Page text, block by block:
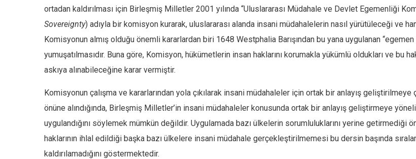
ortadan kaldırılması için Birleşmiş Milletler 2001 yılında “Uluslararası Müdahale ve Devlet Egemenliği
Sovereignty) adıyla bir komisyon kurarak, uluslararası alanda insani müdahalelerin nasıl yürütüleceği ve
Komisyonun almış olduğu önemli kararlardan biri 1648 Westphalia Barışından bu yana uygulanan
yumuşatılmasıdır. Buna göre, Komisyon, hükümetlerin insan haklarını korumakla yükümlü oldukları ve
askıya alınabileceğine karar vermiştir.
Komisyonun çalışma ve kararlarından yola çıkılarak insani müdahaleler için ortak bir anlayış geliştirilmeye
önüne alındığında, Birleşmiş Milletler’in insani müdahaleler konusunda ortak bir anlayış geliştirmeye yönelik
uygulandığını söylemek mümkün değildir. Uygulamada bazı ülkelerin sorumluluklarını yerine
haklarının ihlal edildiği başka bazı ülkelere insani müdahale gerçekleştirilmemesi bu dersin başında
kaldırılamadığını göstermektedir.